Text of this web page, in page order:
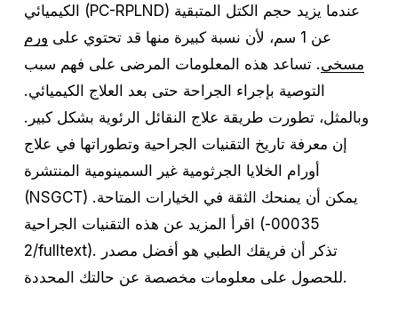
الكيميائي (PC-RPLND) عندما يزيد حجم الكتل المتبقية
عن 1 سم، لأن نسبة كبيرة منها قد تحتوي على
ورم
مسخي. تساعد هذه المعلومات المرضى على فهم سبب
التوصية بإجراء الجراحة حتى بعد العلاج الكيميائي.
وبالمثل، تطورت طريقة علاج النقائل الرئوية بشكل كبير.
إن معرفة تاريخ التقنيات الجراحية وتطوراتها في علاج
أورام الخلايا الجرثومية غير السمينومية المنتشرة
(NSGCT) يمكن أن يمنحك الثقة في الخيارات المتاحة.
اقرأ المزيد عن هذه التقنيات الجراحية (00035-
2/fulltext). تذكر أن فريقك الطبي هو أفضل مصدر
للحصول على معلومات مخصصة عن حالتك المحددة.